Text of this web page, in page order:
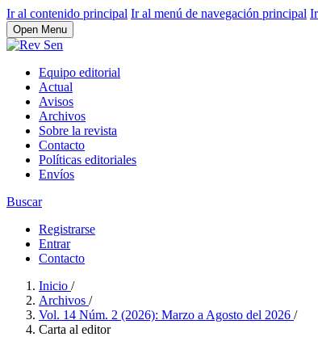
Ir al contenido principal Ir al menú de navegación principal
Open Menu
Equipo editorial
Actual
Avisos
Archivos
Sobre la revista
Contacto
Políticas editoriales
Envíos
Buscar
Registrarse
Entrar
Contacto
Inicio /
Archivos /
Vol. 14 Núm. 2 (2026): Marzo a Agosto del 2026 /
Carta al editor